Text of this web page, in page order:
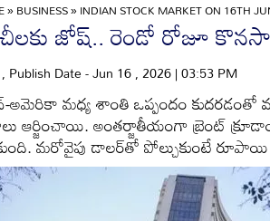
»BUSINESS»INDIAN STOCK MARKET ON 16TH
జోష్.. రెండో రోజూ
, Publish Date - Jun 16 , 2026 | 03:53 PM
అమెరికా మధ్య శాంతి ఒప్పందం
ఆర్జించాయి. అంతర్జాతీయంగా బ్రెంట్
మరోవైపు డాలర్‌తో పోల్చుకుంటే